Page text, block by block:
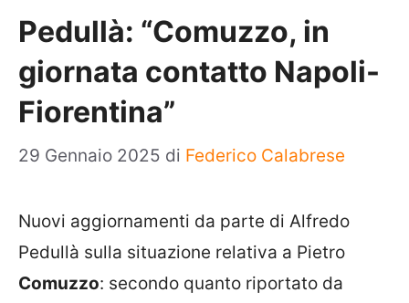
Pedullà: “Comuzzo, in
giornata contatto Napoli-
Fiorentina”
29 Gennaio 2025 di Federico Calabrese
Nuovi aggiornamenti da parte di Alfredo
Pedullà sulla situazione relativa a Pietro
Comuzzo: secondo quanto riportato da